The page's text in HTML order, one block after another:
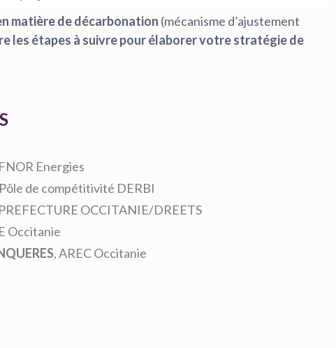
matière de décarbonation (mécanisme d’ajustement
les étapes à suivre pour élaborer votre stratégie de
Energies
de compétitivité DERBI
OCCITANIE/DREETS
Occitanie
, AREC Occitanie